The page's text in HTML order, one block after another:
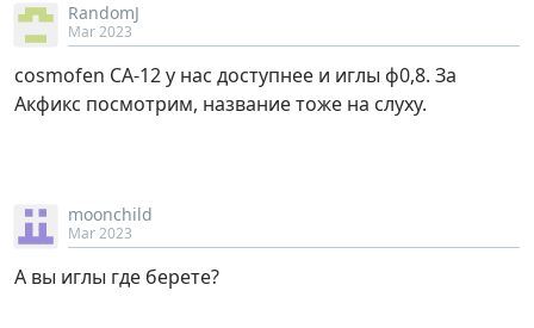
RandomJ
Mar 2023
cosmofen CA-12 у нас доступнее и иглы ф0,8. За
Акфикс посмотрим, название тоже на слуху.
moonchild
Mar 2023
А вы иглы где берете?